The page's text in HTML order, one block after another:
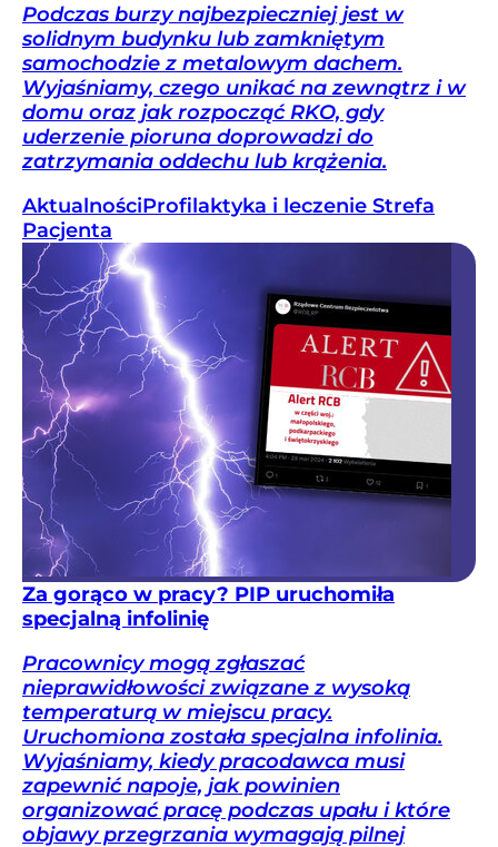
Podczas burzy najbezpieczniej jest w
solidnym budynku lub zamkniętym
samochodzie z metalowym dachem.
Wyjaśniamy, czego unikać na zewnątrz i w
domu oraz jak rozpocząć RKO, gdy
uderzenie pioruna doprowadzi do
zatrzymania oddechu lub krążenia.
AktualnościProfilaktyka i leczenie Strefa
Pacjenta
Za gorąco w pracy? PIP uruchomiła
specjalną infolinię
Pracownicy mogą zgłaszać
nieprawidłowości związane z wysoką
temperaturą w miejscu pracy.
Uruchomiona została specjalna infolinia.
Wyjaśniamy, kiedy pracodawca musi
zapewnić napoje, jak powinien
organizować pracę podczas upału i które
objawy przegrzania wymagają pilnej